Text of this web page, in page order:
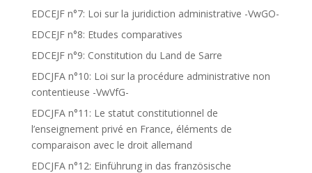
EDCEJF n°7: Loi sur la juridiction administrative -VwGO-
EDCEJF n°8: Etudes comparatives
EDCEJF n°9: Constitution du Land de Sarre
EDCJFA n°10: Loi sur la procédure administrative non
contentieuse -VwVfG-
EDCJFA n°11: Le statut constitutionnel de
l’enseignement privé en France, éléments de
comparaison avec le droit allemand
EDCJFA n°12: Einführung in das französische